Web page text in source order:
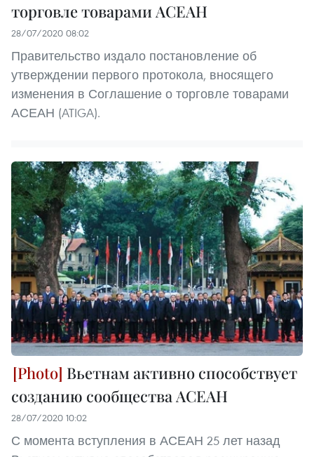
торговле товарами АСЕАН
28/07/2020 08:02
Правительство издало постановление об
утверждении первого протокола, вносящего
изменения в Соглашение о торговле товарами
АСЕАН (ATIGA).
Вьетнам активно способствует
созданию сообщества АСЕАН
28/07/2020 10:02
С момента вступления в АСЕАН 25 лет назад